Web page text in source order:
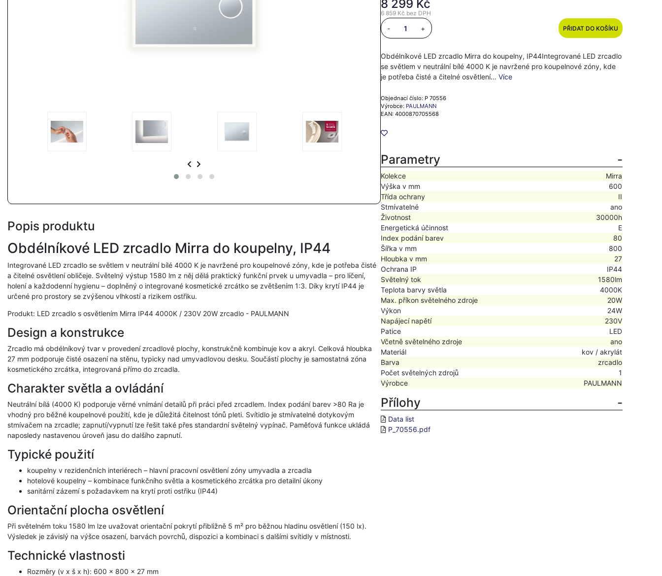
Popis produktu
Obdélníkové LED zrcadlo Mirra do koupelny, IP44
Integrované LED zrcadlo se světlem v neutrální bílé 4000 K je navržené pro koupelnové zóny, kde je potřeba čisté
a čitelné osvětlení obličeje. Světelný výstup 1580 lm z něj dělá praktický funkční prvek u umyvadla – pro líčení,
holení a každodenní hygienu – doplněný o integrované kosmetické zrcátko se zvětšením 1:3. Díky krytí IP44 je
určené pro prostory se zvýšenou vlhkostí a rizikem ostřiku.
Produkt: LED zrcadlo s osvětlením Mirra IP44 4000K / 230V 20W zrcadlo - PAULMANN
Design a konstrukce
Zrcadlo má obdélníkový tvar v provedení zrcadlové plochy, konstrukčně kombinuje kov a akryl. Celková hloubka
27 mm podporuje čisté osazení na stěnu, typicky nad umyvadlovou desku. Součástí plochy je samostatná zóna
kosmetického zrcátka, integrovaná přímo do zrcadla.
Charakter světla a ovládání
Neutrální bílá (4000 K) podporuje věrné vnímání detailů při práci před zrcadlem. Index podání barev >80 Ra je
vhodný pro běžné koupelnové použití, kde je důležitá čitelnost tónů pleti. Svítidlo je stmívatelné dotykovým
stmívačem na zrcadle; zapnutí/vypnutí lze řešit také přes standardní světelný vypínač. Paměťová funkce ukládá
naposledy nastavenou úroveň jasu do dalšího zapnutí.
Typické použití
koupelny v rezidenčních interiérech – hlavní pracovní osvětlení zóny umyvadla a zrcadla
hotelové koupelny – kombinace funkčního světla a kosmetického zrcátka pro detailní úkony
sanitární zázemí s požadavkem na krytí proti ostřiku (IP44)
Orientační plocha osvětlení
Při světelném toku 1580 lm lze uvažovat orientační pokrytí přibližně 5 m² pro běžnou hladinu osvětlení (150 lx).
Výsledek je závislý na výšce osazení, barvách povrchů, dispozici a kombinaci s dalšími svítidly v místnosti.
Technické vlastnosti
Rozměry (v x š x h): 600 x 800 x 27 mm
8 299 Kč
6 859 Kč bez DPH
- + PŘIDAT DO KOŠÍKU
Obdélníkové LED zrcadlo Mirra do koupelny, IP44Integrované LED zrcadlo
se světlem v neutrální bílé 4000 K je navržené pro koupelnové zóny, kde
je potřeba čisté a čitelné osvětlení…Více
Objednací číslo: P 70556
Výrobce: PAULMANN
EAN: 4000870705568
Parametry
Kolekce
Mirra
Výška v mm
600
Třída ochrany
II
Stmívatelné
ano
Životnost
30000h
Energetická účinnost
E
Index podání barev
80
Šířka v mm
800
Hloubka v mm
27
Ochrana IP
IP44
Světelný tok
1580lm
Teplota barvy světla
4000K
Max. příkon světelného zdroje
20W
Výkon
24W
Napájecí napětí
230V
Patice
LED
Včetně světelného zdroje
ano
Materiál
kov / akrylát
Barva
zrcadlo
Počet světelných zdrojů
1
Výrobce
PAULMANN
Přílohy
Data list
P_70556.pdf